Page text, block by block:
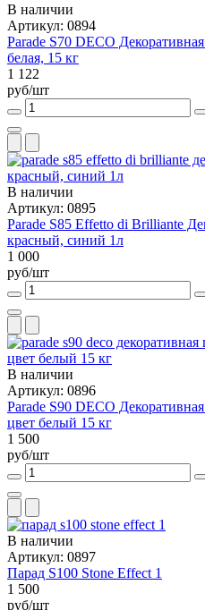
В наличии
Артикул: 0894
Parade S70 DECO
белая, 15 кг
1 122
руб/шт
В наличии
Артикул: 0895
Parade S85 Effetto di Brilliante
красный, синий 1л
1 000
руб/шт
В наличии
Артикул: 0896
Parade S90 DECO
цвет белый 15 кг
1 500
руб/шт
В наличии
Артикул: 0897
Парад S100 Stone Effect 1
1 500
руб/шт